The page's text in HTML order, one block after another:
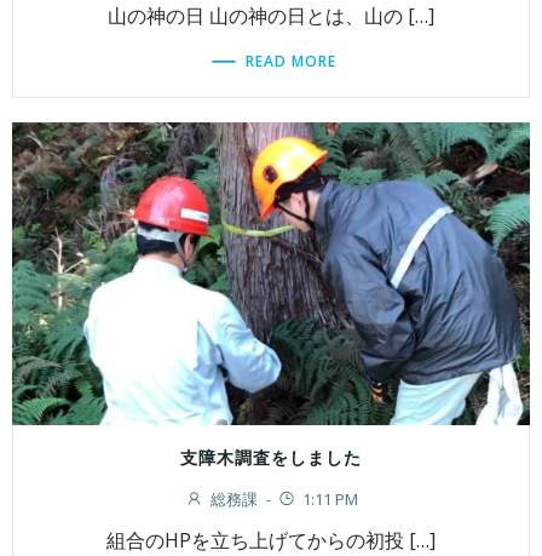
山の神の日 山の神の日とは、山の […]
READ MORE
支障木調査をしました
総務課 - 1:11 PM
組合のHPを立ち上げてからの初投 […]